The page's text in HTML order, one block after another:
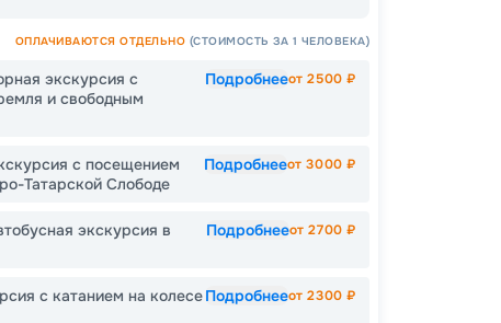
ОПЛАЧИВАЮТСЯ ОТДЕЛЬНО (СТОИМОСТЬ ЗА 1 ЧЕЛОВЕКА)
экскурсия с
и свободным
Подробнееот2500 ₽
с посещением
Татарской Слободе
Подробнееот3000 ₽
экскурсия в
Подробнееот2700 ₽
с катанием на колесеПодробнееот2300 ₽